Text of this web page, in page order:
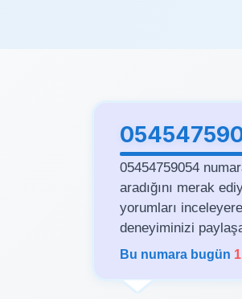
05454759054
aradığını merak
yorumları
deneyiminizi
Bu numara bugün 1